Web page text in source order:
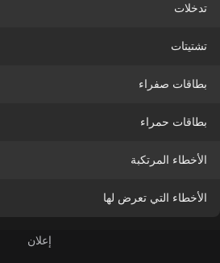
تدخلات
تشتيتات
بطاقات صفراء
بطاقات حمراء
الأخطاء المرتكبة
الأخطاء التي تعرض لها